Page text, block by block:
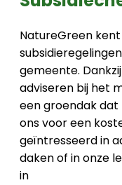
NatureGreen
gemeente.
adviseren bij het
een groendak dat
ons voor een
geïntresseerd in
daken of in onze
in